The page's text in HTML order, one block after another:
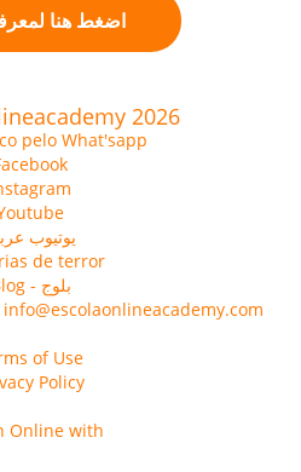
اضغط هنا
2026
pelo What'sapp
يوتيوب
de terror
Blog - بلوج
of Use
Policy
Online with